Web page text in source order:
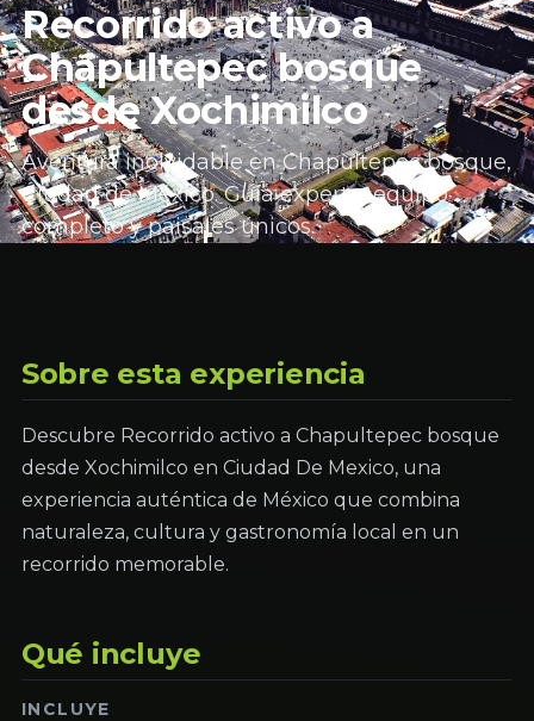
Recorrido activo a
Chapultepec bosque
desde Xochimilco
Aventura inolvidable en Chapultepec bosque,
Ciudad de México. Guía experto, equipo
completo y paisajes únicos.
Sobre esta experiencia
Descubre Recorrido activo a Chapultepec bosque
desde Xochimilco en Ciudad De Mexico, una
experiencia auténtica de México que combina
naturaleza, cultura y gastronomía local en un
recorrido memorable.
Qué incluye
INCLUYE